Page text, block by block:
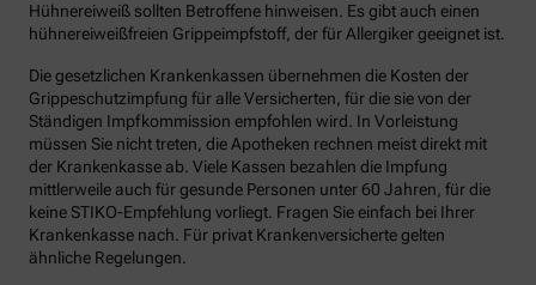
Hühnereiweiß sollten Betroffene hinweisen. Es gibt auch einen
hühnereiweißfreien Grippeimpfstoff, der für Allergiker geeignet ist.
Die gesetzlichen Krankenkassen übernehmen die Kosten der
Grippeschutzimpfung für alle Versicherten, für die sie von der
Ständigen Impfkommission empfohlen wird. In Vorleistung
müssen Sie nicht treten, die Apotheken rechnen meist direkt mit
der Krankenkasse ab. Viele Kassen bezahlen die Impfung
mittlerweile auch für gesunde Personen unter 60 Jahren, für die
keine STIKO-Empfehlung vorliegt. Fragen Sie einfach bei Ihrer
Krankenkasse nach. Für privat Krankenversicherte gelten
ähnliche Regelungen.